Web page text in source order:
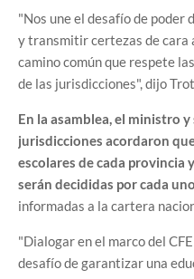
"Nos une el desafío de poder
y transmitir certezas de cara
camino común que respete
de las jurisdicciones", dijo
En la asamblea, el ministro y
jurisdicciones acordaron
escolares de cada provincia
serán decididas por cada
informadas a la cartera
"Dialogar en el marco del
desafío de garantizar una